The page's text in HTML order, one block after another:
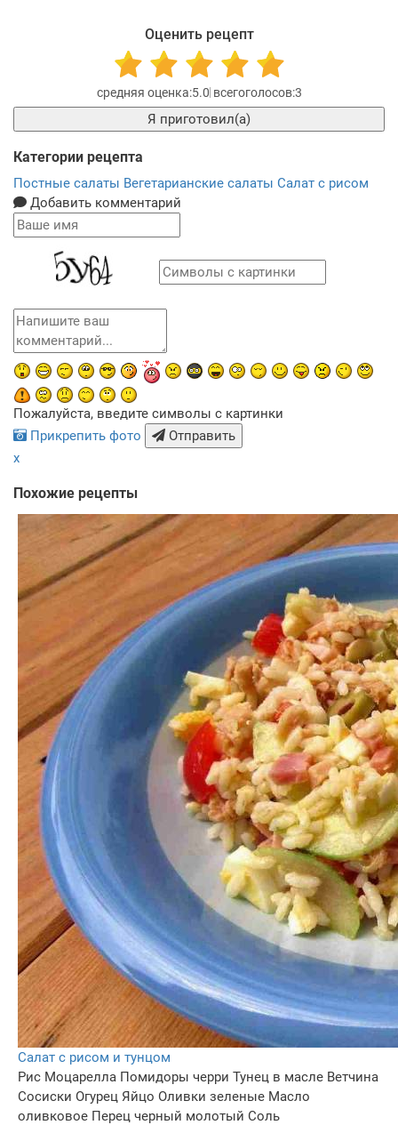
Оценить рецепт
5.0 3
Я приготовил(а)
Категории рецепта
Постные салаты Вегетарианские салаты Салат с рисом
Добавить комментарий
Пожалуйста, введите символы с картинки
Прикрепить фото
Отправить
x
Похожие рецепты
Салат с рисом и тунцом
Рис Моцарелла Помидоры черри Тунец в масле Ветчина
Сосиски Огурец Яйцо Оливки зеленые Масло
оливковое Перец черный молотый Соль